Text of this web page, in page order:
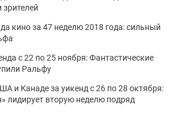
зрителей
кино за 47 неделю 2018 года: сильный
с 22 по 25 ноября: Фантастические
Ральфу
и Канаде за уикенд с 26 по 28 октября:
лидирует вторую неделю подряд